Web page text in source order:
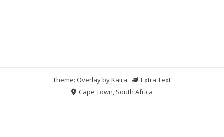
Theme: Overlay byKaira.
Extra Text
Cape Town, South Africa